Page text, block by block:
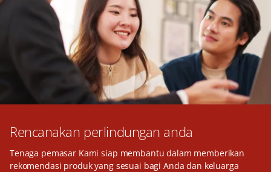
Rencanakan perlindungan anda
Tenaga pemasar Kami siap membantu dalam memberikan
rekomendasi produk yang sesuai bagi Anda dan keluarga